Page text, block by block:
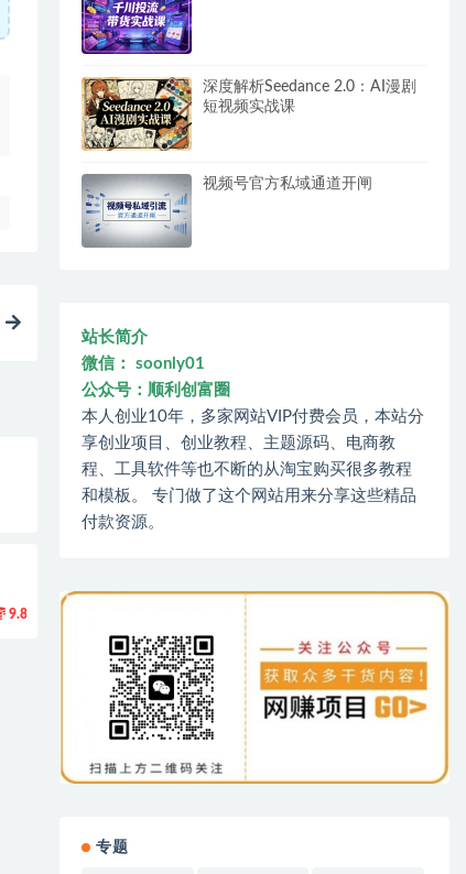
9.8
深度解析Seedance 2.0：AI漫剧
短视频实战课
视频号官方私域通道开闸
站长简介
微信： soonly01
公众号：顺利创富圈
本人创业10年，多家网站VIP付费会员，本站分
享创业项目、创业教程、主题源码、电商教
程、工具软件等也不断的从淘宝购买很多教程
和模板。 专门做了这个网站用来分享这些精品
付款资源。
专题